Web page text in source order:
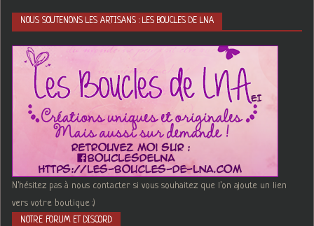
NOUS SOUTENONS LES ARTISANS : LES BOUCLES DE LNA
N'hésitez pas à nous contacter si vous souhaitez que l'on ajoute un lien
vers votre boutique :)
NOTRE FORUM ET DISCORD